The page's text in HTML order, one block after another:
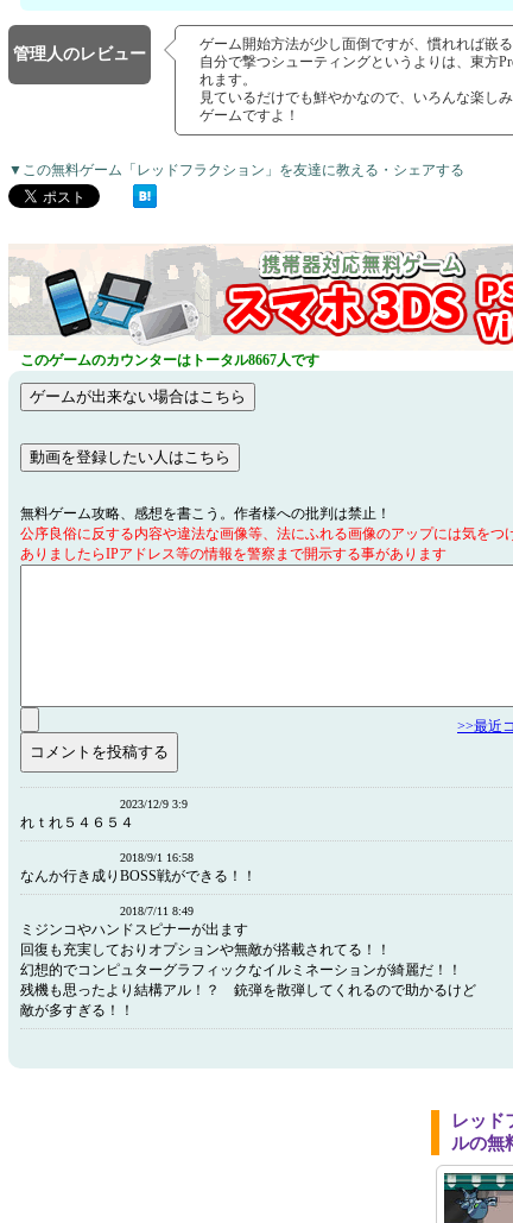
管理人のレビュー
ゲーム開始方法が少し面倒ですが、慣れれば嵌る
自分で撃つシューティングというよりは、東方
れます。
見ているだけでも鮮やかなので、いろんな楽し
ゲームですよ！
▼この無料ゲーム「レッドフラクション」を友達に教える・シェアする
このゲームのカウンターはトータル8667人です
無料ゲーム攻略、感想を書こう。作者様への批判は禁止！
公序良俗に反する内容や違法な画像等、法にふれる画像のアップには気をつ
ありましたらIPアドレス等の情報を警察まで開示する事があります
>>最近
2023/12/9 3:9
れｔれ５４６５４
2018/9/1 16:58
なんか行き成りBOSS戦ができる！！
2018/7/11 8:49
ミジンコやハンドスピナーが出ます
回復も充実しておりオプションや無敵が搭載されてる！！
幻想的でコンピュターグラフィックなイルミネーションが綺麗だ！！
残機も思ったより結構アル！？ 銃弾を散弾してくれるので助かるけど
敵が多すぎる！！
レッド
ルの無